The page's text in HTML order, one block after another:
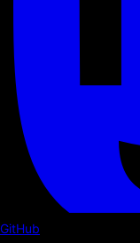
GitHub